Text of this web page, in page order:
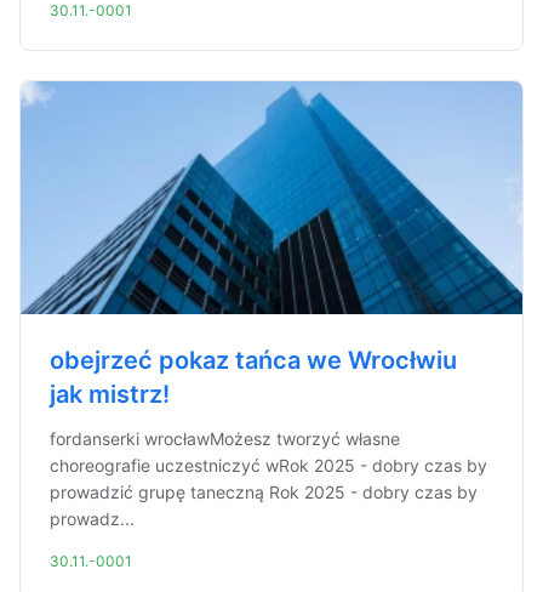
30.11.-0001
obejrzeć pokaz tańca we Wrocłwiu
jak mistrz!
fordanserki wrocławMożesz tworzyć własne
choreografie uczestniczyć wRok 2025 - dobry czas by
prowadzić grupę taneczną Rok 2025 - dobry czas by
prowadz...
30.11.-0001